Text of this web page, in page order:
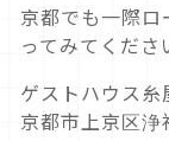
京都でも一際
ってみてくださ
ゲストハウス糸
京都市上京区